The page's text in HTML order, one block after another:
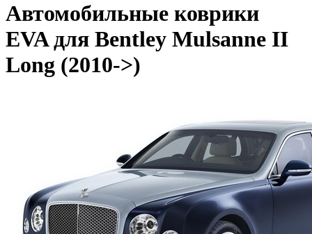
Автомобильные коврики
EVA для Bentley Mulsanne II
Long (2010->)